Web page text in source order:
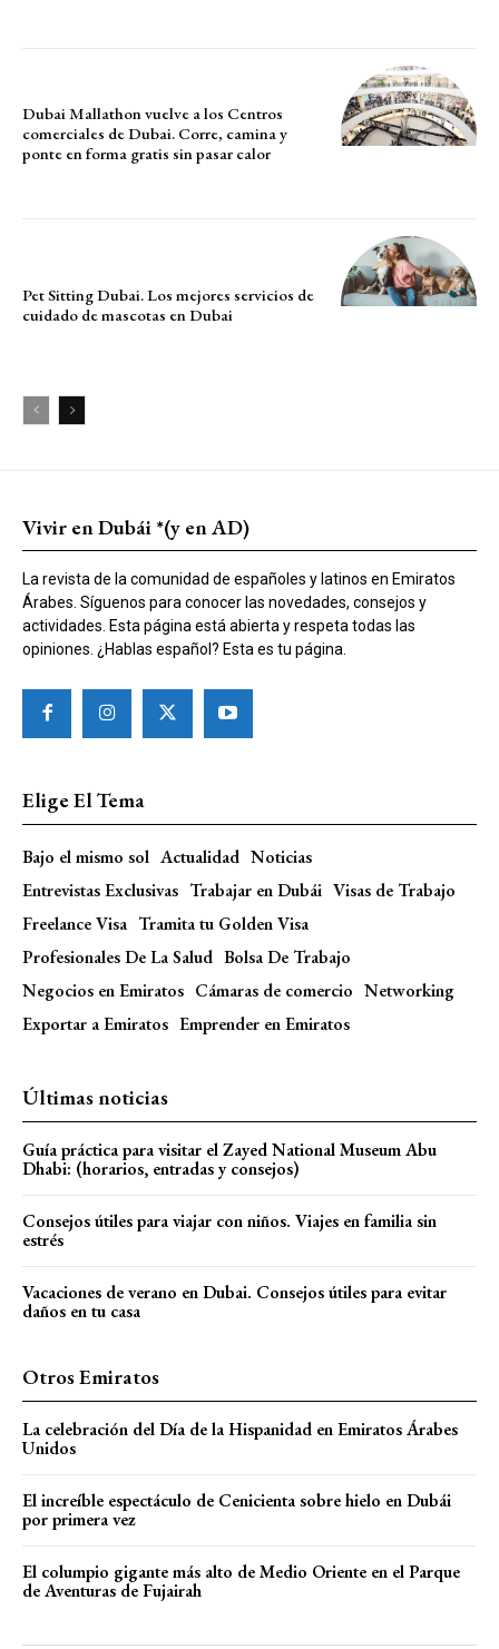
Dubai Mallathon vuelve a los Centros
comerciales de Dubai. Corre, camina y
ponte en forma gratis sin pasar calor
Pet Sitting Dubai. Los mejores servicios de
cuidado de mascotas en Dubai
Vivir en Dubái *(y en AD)
La revista de la comunidad de españoles y latinos en Emiratos
Árabes. Síguenos para conocer las novedades, consejos y
actividades. Esta página está abierta y respeta todas las
opiniones. ¿Hablas español? Esta es tu página.
Elige El Tema
Bajo el mismo sol Actualidad Noticias
Entrevistas Exclusivas Trabajar en Dubái Visas de Trabajo
Freelance Visa Tramita tu Golden Visa
Profesionales De La Salud Bolsa De Trabajo
Negocios en Emiratos Cámaras de comercio Networking
Exportar a Emiratos Emprender en Emiratos
Últimas noticias
Guía práctica para visitar el Zayed National Museum Abu
Dhabi: (horarios, entradas y consejos)
Consejos útiles para viajar con niños. Viajes en familia sin
estrés
Vacaciones de verano en Dubai. Consejos útiles para evitar
daños en tu casa
Otros Emiratos
La celebración del Día de la Hispanidad en Emiratos Árabes
Unidos
El increíble espectáculo de Cenicienta sobre hielo en Dubái
por primera vez
El columpio gigante más alto de Medio Oriente en el Parque
de Aventuras de Fujairah